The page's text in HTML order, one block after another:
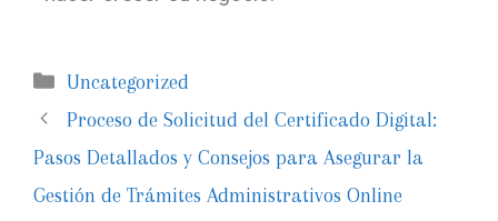
Uncategorized
Proceso de Solicitud del Certificado Digital:
Pasos Detallados y Consejos para Asegurar la
Gestión de Trámites Administrativos Online